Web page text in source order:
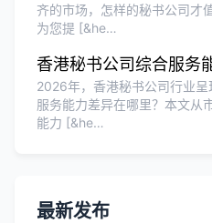
齐的市场，怎样的秘书公司才
为您提 [&he…
香港秘书公司综合服务
2026年，香港秘书公司行业
服务能力差异在哪里？本文从
能力 [&he…
最新发布